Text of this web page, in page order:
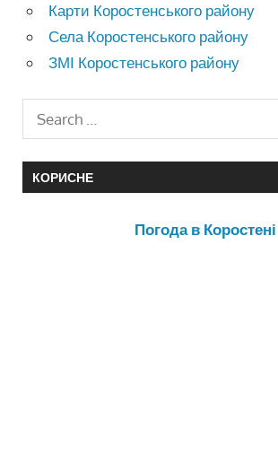
Карти Коростенського району
Села Коростенського району
ЗМІ Коростенського району
КОРИСНЕ
Погода в Коростені